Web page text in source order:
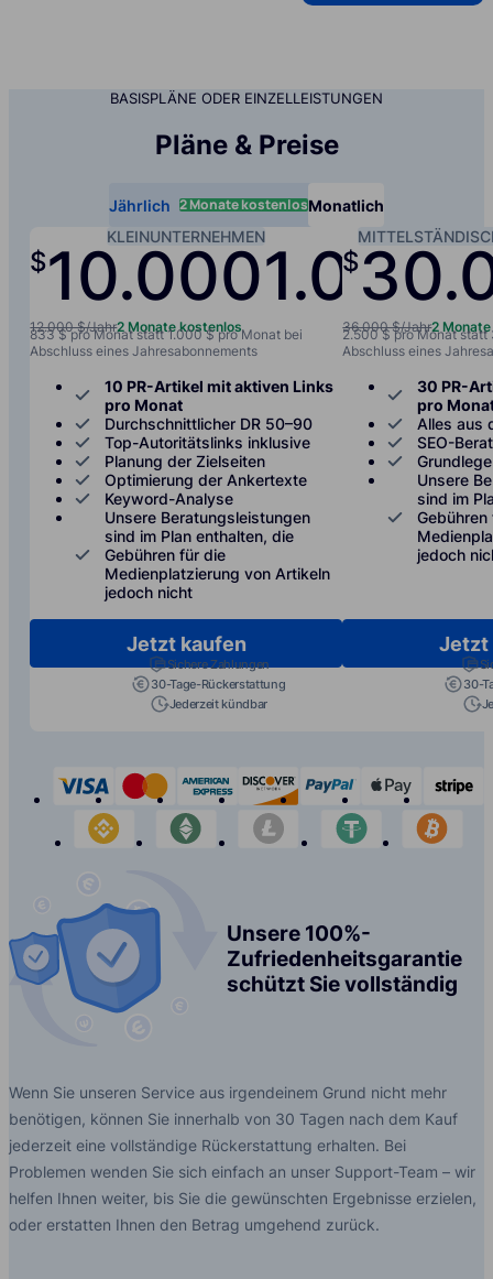
BASISPLÄNE ODER EINZELLEISTUNGEN
Pläne & Preise
Jährlich 2 Monate kostenlosMonatlich
KLEINUNTERNEHMEN
$10.0001.000/
12.000 $/Jahr2 Monate kostenlos
833 $ pro Monat statt 1.000 $ pro Monat bei
Abschluss eines Jahresabonnements
10 PR-Artikel mit aktiven Links
pro Monat
Durchschnittlicher DR 50–90
Top-Autoritätslinks inklusive
Planung der Zielseiten
Optimierung der Ankertexte
Keyword-Analyse
Unsere Beratungsleistungen
sind im Plan enthalten, die
Gebühren für die
Medienplatzierung von Artikeln
jedoch nicht
Jetzt kaufen
Sichere Zahlungen
30-Tage-Rückerstattung
Jederzeit kündbar
$
36.000 $/Jahr2
2.500 $ pro Monat
Abschluss eines
30 PR-
pro
Alles aus
SEO-
Unsere
sind im
jedoch
Jetzt
30-
visa mastercardamerican-express
discover paypal apple-
binance
etherium litecoin tether
Unsere 100%-
Zufriedenheitsgarantie
schützt Sie vollständig
Wenn Sie unseren Service aus irgendeinem Grund nicht mehr
benötigen, können Sie innerhalb von 30 Tagen nach dem Kauf
jederzeit eine vollständige Rückerstattung erhalten. Bei
Problemen wenden Sie sich einfach an unser Support-Team – wir
helfen Ihnen weiter, bis Sie die gewünschten Ergebnisse erzielen,
oder erstatten Ihnen den Betrag umgehend zurück.